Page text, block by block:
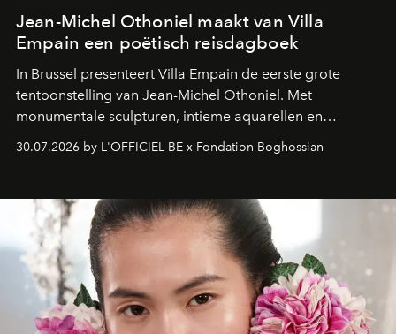
Jean-Michel Othoniel maakt van Villa
Empain een poëtisch reisdagboek
In Brussel presenteert Villa Empain de eerste grote
tentoonstelling van Jean-Michel Othoniel. Met
monumentale sculpturen, intieme aquarellen en
een emotionele reis waarin elk werk de herinnering
moment van verwondering.
30.07.2026 by L'OFFICIEL BE x Fondation Boghossian